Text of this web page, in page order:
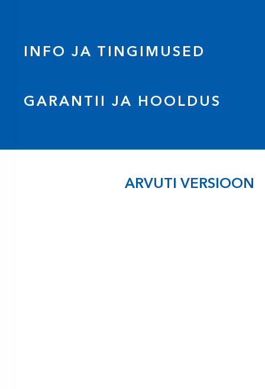
INFO JA TINGIMUSED
GARANTII JA HOOLDUS
ARVUTI VERSIOON